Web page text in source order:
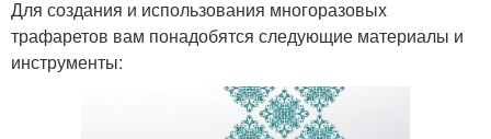
Для создания и использования многоразовых
трафаретов вам понадобятся следующие материалы и
инструменты: